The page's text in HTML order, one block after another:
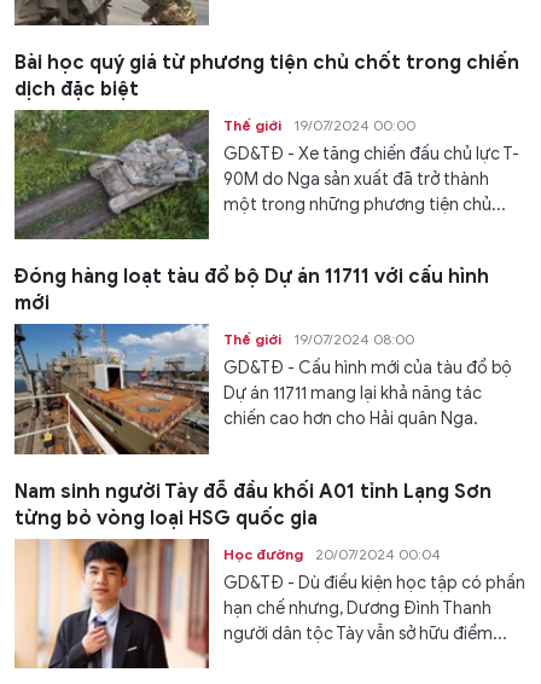
Bài học quý giá từ phương tiện chủ chốt trong chiến
dịch đặc biệt
Thế giới 19/07/2024 00:00
GD&TĐ - Xe tăng chiến đấu chủ lực T-
90M do Nga sản xuất đã trở thành
một trong những phương tiện chủ...
Đóng hàng loạt tàu đổ bộ Dự án 11711 với cấu hình
mới
Thế giới 19/07/2024 08:00
GD&TĐ - Cấu hình mới của tàu đổ bộ
Dự án 11711 mang lại khả năng tác
chiến cao hơn cho Hải quân Nga.
Nam sinh người Tày đỗ đầu khối A01 tỉnh Lạng Sơn
từng bỏ vòng loại HSG quốc gia
Học đường 20/07/2024 00:04
GD&TĐ - Dù điều kiện học tập có phần
hạn chế nhưng, Dương Đình Thanh
người dân tộc Tày vẫn sở hữu điểm...